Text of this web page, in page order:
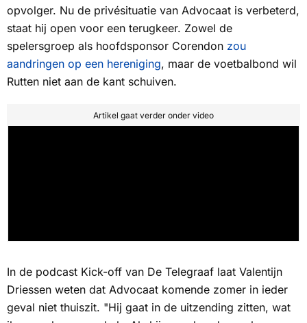
opvolger. Nu de privésituatie van Advocaat is verbeterd,
staat hij open voor een terugkeer. Zowel de
spelersgroep als hoofdsponsor Corendon zou
aandringen op een hereniging, maar de voetbalbond wil
Rutten niet aan de kant schuiven.
Artikel gaat verder onder video
In de podcast Kick-off van De Telegraaf laat Valentijn
Driessen weten dat Advocaat komende zomer in ieder
geval niet thuiszit. "Hij gaat in de uitzending zitten, wat